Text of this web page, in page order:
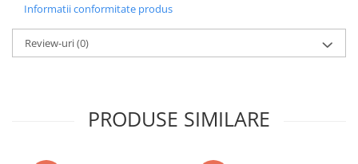
Policarbonat
Trepte și grătare zincate
Standard de executie: conform Agrement Tehnic
Limita minima de curgere: 500 N/mmp
Alungire minima de rupere: 16%
Rezistenta minima de rupere: 575 N/mmp
Informatii conformitate produs
Review-uri(0)
PRODUSE SIMILARE